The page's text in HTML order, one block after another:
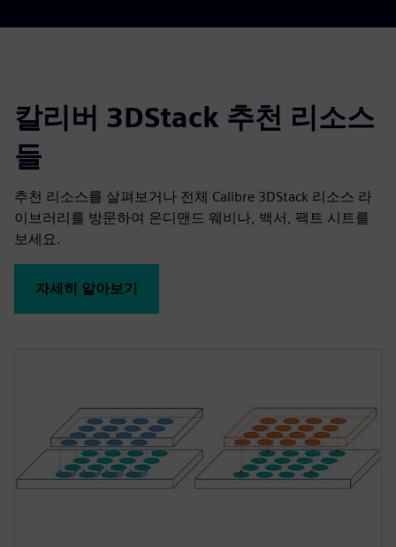
칼리버 3DStack 추천 리소스
들
추천 리소스를 살펴보거나 전체 Calibre 3DStack 리소스 라
이브러리를 방문하여 온디맨드 웨비나, 백서, 팩트 시트를
보세요.
자세히 알아보기